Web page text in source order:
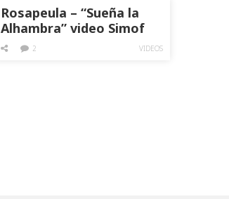
Rosapeula – “Sueña la
Alhambra” video Simof
2018
VIDEOS
2